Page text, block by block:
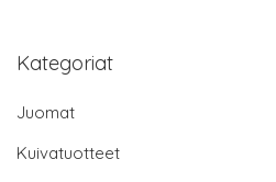
Kategoriat
Juomat
Kuivatuotteet